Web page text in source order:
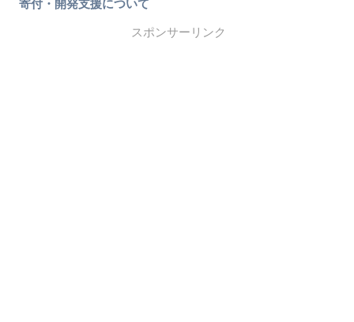
寄付・開発支援について
スポンサーリンク